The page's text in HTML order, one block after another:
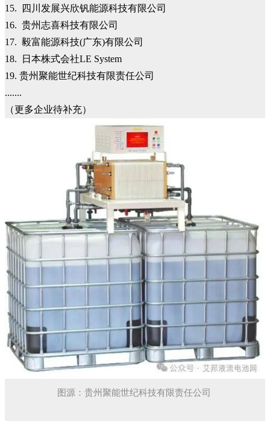
15. 四川发展兴欣钒能源科技有限公司
16. 贵州志喜科技有限公司
17. 毅富能源科技(广东)有限公司
18. 日本株式会社LE System
19. 贵州聚能世纪科技有限责任公司
.......
（更多企业待补充）
图源：贵州聚能世纪科技有限责任公司